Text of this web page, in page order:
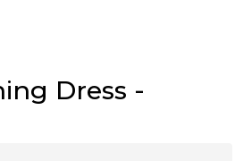
Dress -